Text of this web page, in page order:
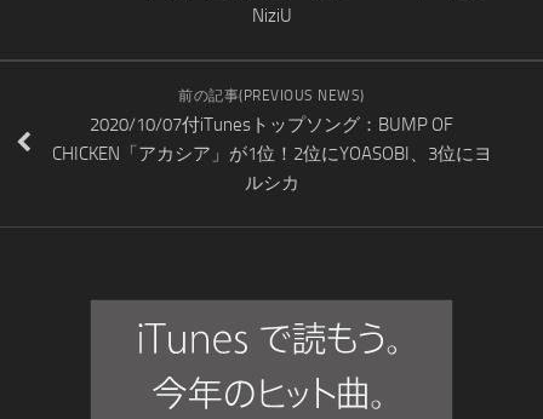
NiziU
前の記事(PREVIOUS NEWS)
2020/10/07付iTunesトップソング：BUMP OF
CHICKEN「アカシア」が1位！2位にYOASOBI、3位にヨ
ルシカ